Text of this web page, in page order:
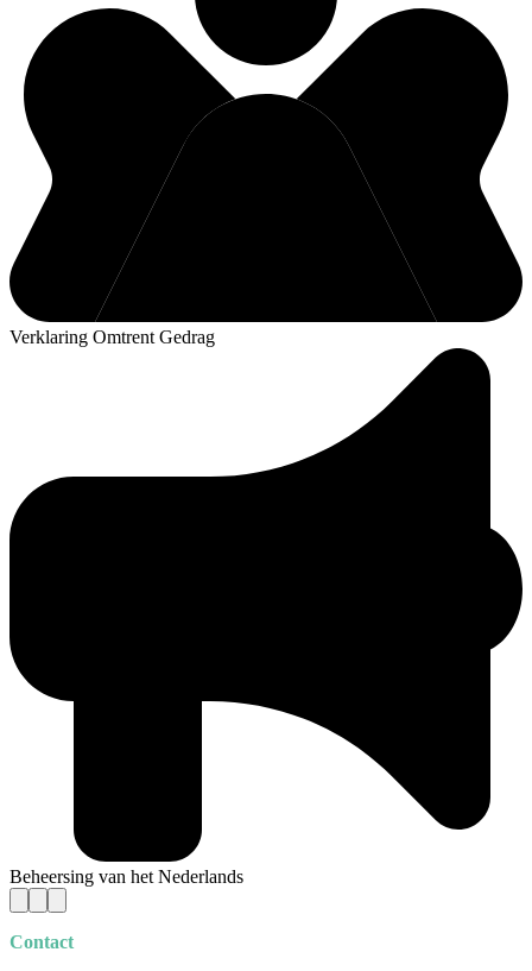
Verklaring Omtrent Gedrag
Beheersing van het Nederlands
Contact